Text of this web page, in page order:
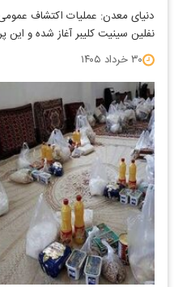
دنیای معدن: عملیات اکتشاف
نفلین سینیت کلیبر آغاز شده و این
۳۰ خرداد ۱۴۰۵